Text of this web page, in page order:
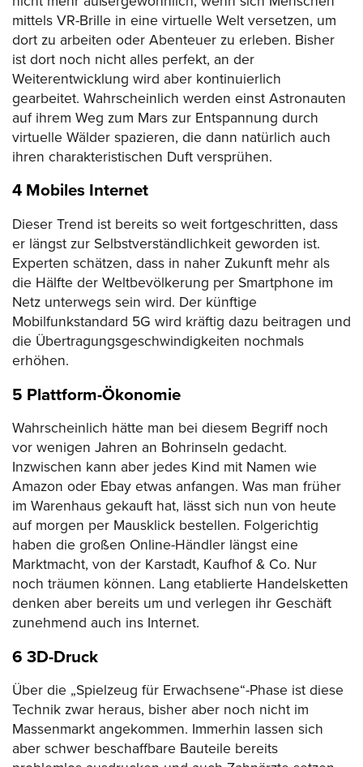
mittels VR-Brille in eine virtuelle Welt versetzen, um
dort zu arbeiten oder Abenteuer zu erleben. Bisher
ist dort noch nicht alles perfekt, an der
Weiterentwicklung wird aber kontinuierlich
gearbeitet. Wahrscheinlich werden einst Astronauten
auf ihrem Weg zum Mars zur Entspannung durch
virtuelle Wälder spazieren, die dann natürlich auch
ihren charakteristischen Duft versprühen.
4 Mobiles Internet
Dieser Trend ist bereits so weit fortgeschritten, dass
er längst zur Selbstverständlichkeit geworden ist.
Experten schätzen, dass in naher Zukunft mehr als
die Hälfte der Weltbevölkerung per Smartphone im
Netz unterwegs sein wird. Der künftige
Mobilfunkstandard 5G wird kräftig dazu beitragen und
die Übertragungsgeschwindigkeiten nochmals
erhöhen.
5 Plattform-Ökonomie
Wahrscheinlich hätte man bei diesem Begriff noch
vor wenigen Jahren an Bohrinseln gedacht.
Inzwischen kann aber jedes Kind mit Namen wie
Amazon oder Ebay etwas anfangen. Was man früher
im Warenhaus gekauft hat, lässt sich nun von heute
auf morgen per Mausklick bestellen. Folgerichtig
haben die großen Online-Händler längst eine
Marktmacht, von der Karstadt, Kaufhof & Co. Nur
noch träumen können. Lang etablierte Handelsketten
denken aber bereits um und verlegen ihr Geschäft
zunehmend auch ins Internet.
6 3D-Druck
Über die „Spielzeug für Erwachsene“-Phase ist diese
Technik zwar heraus, bisher aber noch nicht im
Massenmarkt angekommen. Immerhin lassen sich
aber schwer beschaffbare Bauteile bereits